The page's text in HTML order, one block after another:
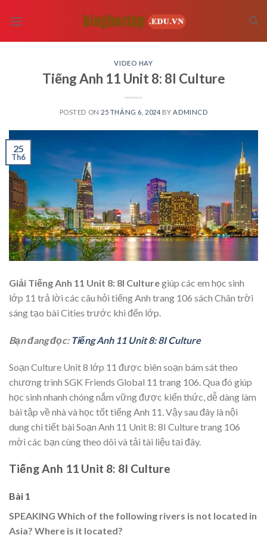
VIDEO HAY
Tiếng Anh 11 Unit 8: 8I Culture
POSTED ON 25 THÁNG 6, 2024 BY ADMINCD
25
Th6
Giải Tiếng Anh 11 Unit 8: 8I Culturegiúp các em học sinh
lớp 11 trả lời các câu hỏi tiếng Anh trang 106 sách Chân trời
sáng tạo bài Cities trước khi đến lớp.
Bạn đang đọc: Tiếng Anh 11 Unit 8: 8I Culture
Soạn Culture Unit 8 lớp 11 được biên soạn bám sát theo
chương trình SGK Friends Global 11 trang 106. Qua đó giúp
học sinh nhanh chóng nắm vững được kiến thức, dễ dàng làm
bài tập về nhà và học tốt tiếng Anh 11. Vậy sau đây là nội
dung chi tiết bài Soạn Anh 11 Unit 8: 8I Culture trang 106
mời các bạn cùng theo dõi và tải tài liệu tại đây.
Tiếng Anh 11 Unit 8: 8I Culture
Bài 1
SPEAKING Which of the following rivers is not located in
Asia? Where is it located?